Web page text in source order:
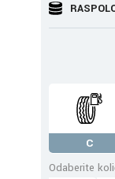
C
Odaberite